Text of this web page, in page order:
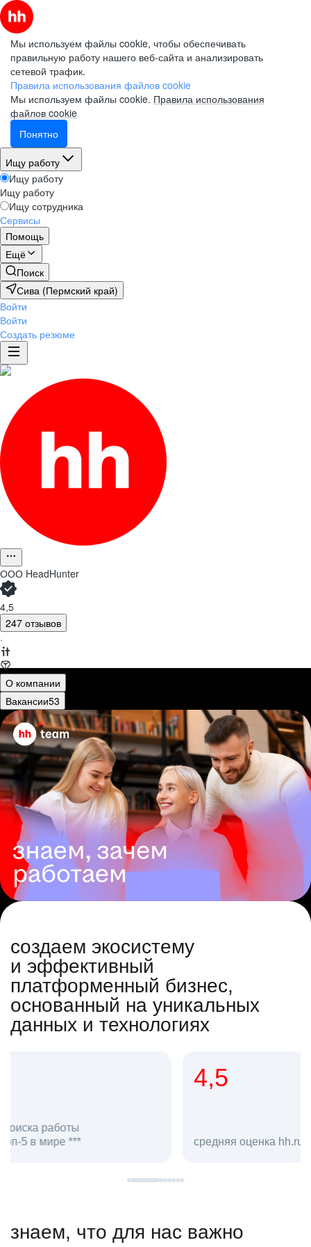
Мы используем файлы cookie, чтобы обеспечивать
правильную работу нашего веб-сайта и анализировать
сетевой трафик.
Правила использования файлов cookie
Мы используем файлы cookie. Правила использования
файлов cookie
Понятно
Ищу работу
Ищу работу
Ищу работу
Ищу сотрудника
Сервисы
Помощь
Ещё
Поиск
Сива (Пермский край)
Войти
Войти
Создать резюме
ООО HeadHunter
4,5
247 отзывов
·
О компании
Вакансии53
создаем экосистему
и эффективный
платформенный бизнес,
основанный на уникальных
данных и технологиях
средняя оценка hh.ru как работодателя **
в hh.ru
знаем, что для нас важно